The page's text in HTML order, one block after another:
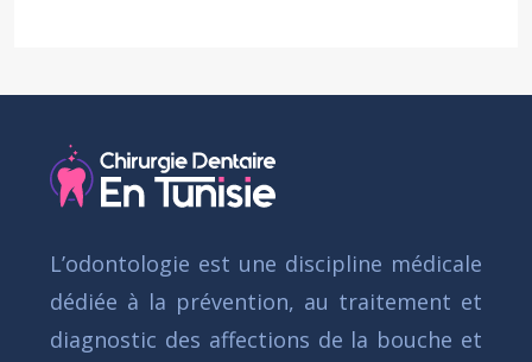
L’odontologie est une discipline médicale
dédiée à la prévention, au traitement et
diagnostic des affections de la bouche et